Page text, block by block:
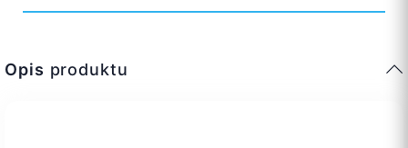
Opis produktu